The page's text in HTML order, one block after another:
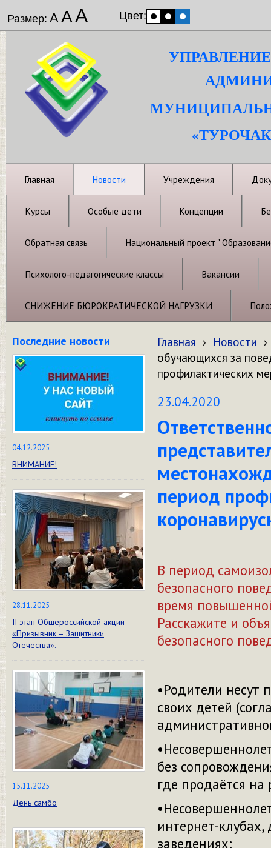
Размер: ААА Цвет:
Главная Новости Учреждения
Курсы Особые дети Концепции
Обратная связь Национальный проект "
Психолого-педагогические классы Вакансии
СНИЖЕНИЕ БЮРОКРАТИЧЕСКОЙ НАГРУЗКИ
Последние новости
04.12.2025
ВНИМАНИЕ!
28.11.2025
II этап Общероссийской акции
«Призывник – Защитники
Отечества».
15.11.2025
День самбо
Главная › Новости ›
обучающихся за
профилактических
23.04.2020
период
В период
безопасного
время
Расскажите и
безопасного
•Родители несут
своих детей
без
где продаётся на
интернет-клубах,
заведениях;